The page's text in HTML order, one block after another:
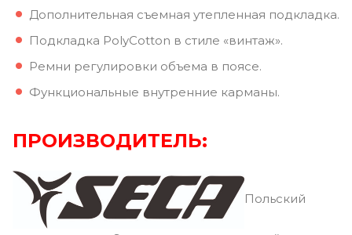
Дополнительная съемная утепленная подкладка.
Подкладка PolyCotton в стиле «винтаж».
Ремни регулировки объема в поясе.
Функциональные внутренние карманы.
ПРОИЗВОДИТЕЛЬ:
Польский